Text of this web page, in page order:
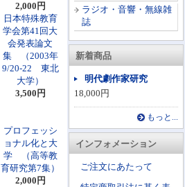
ラジオ・音響・無線雑
誌
新着商品
明代劇作家研究
18,000円
もっと...
インフォメーション
ご注文にあたって
2,000円
日本特殊教育
学会第41回大
会発表論文
集 （2003年
9/20-22 東北
大学）
3,500円
プロフェッシ
ョナル化と大
学 （高等教
育研究第7集）
2,000円